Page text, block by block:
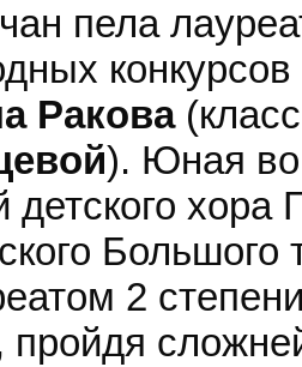
пела
Ракова
). Юная
детского хора
2